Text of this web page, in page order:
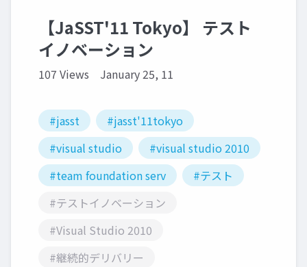
【JaSST'11 Tokyo】 テスト
イノベーション
107 Views January 25, 11
#jasst
#jasst'11tokyo
#visual studio
#visual studio 2010
#team foundation serv
#テスト
#テストイノベーション
#Visual Studio 2010
#継続的デリバリー